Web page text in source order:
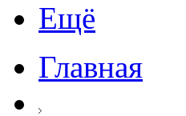
Ещё
Главная